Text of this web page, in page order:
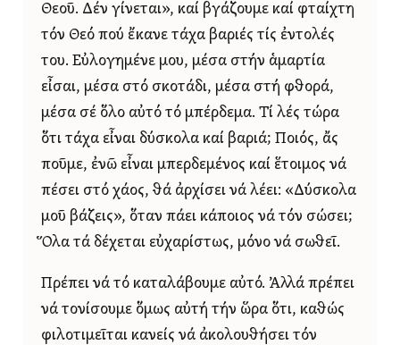
Θεοῦ. Δέν γίνεται», καί βγάζουμε καί φταίχτη
τόν Θεό πού ἔκανε τάχα βαριές τίς ἐντολές
του. Εὐλογημένε μου, μέσα στήν ἁμαρτία
εἶσαι, μέσα στό σκοτάδι, μέσα στή φθορά,
μέσα σέ ὅλο αὐτό τό μπέρδεμα. Τί λές τώρα
ὅτι τάχα εἶναι δύσκολα καί βαριά; Ποιός, ἄς
ποῦμε, ἐνῶ εἶναι μπερδεμένος καί ἕτοιμος νά
πέσει στό χάος, θά ἀρχίσει νά λέει: «Δύσκολα
μοῦ βάζεις», ὅταν πάει κάποιος νά τόν σώσει;
Ὅλα τά δέχεται εὐχαρίστως, μόνο νά σωθεῖ.
Πρέπει νά τό καταλάβουμε αὐτό. Ἀλλά πρέπει
νά τονίσουμε ὅμως αὐτή τήν ὥρα ὅτι, καθώς
φιλοτιμεῖται κανείς νά ἀκολουθήσει τόν